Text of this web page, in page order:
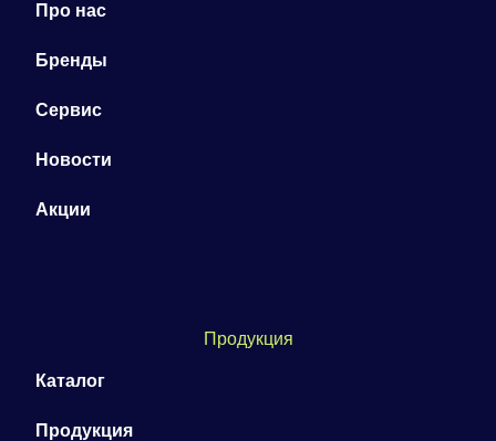
Про нас
Бренды
Сервис
Новости
Акции
Продукция
Каталог
Продукция